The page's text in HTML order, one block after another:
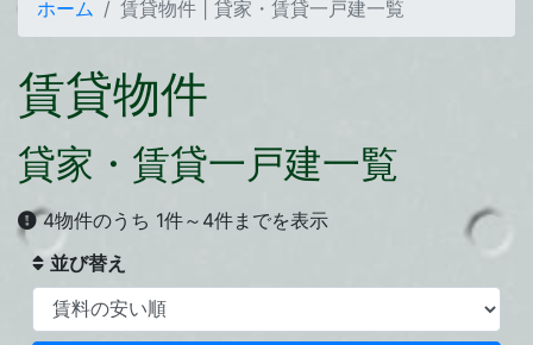
ホーム 賃貸物件 | 貸家・賃貸一戸建一覧
賃貸物件
貸家・賃貸一戸建一覧
4物件のうち 1件～4件までを表示
並び替え